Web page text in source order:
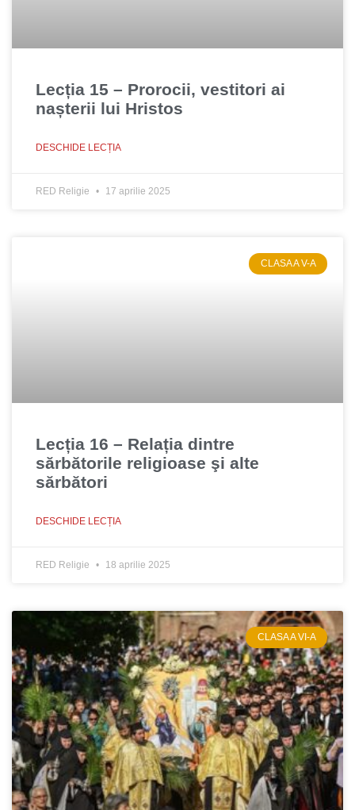
Lecția 15 – Prorocii, vestitori ai
nașterii lui Hristos
DESCHIDE LECȚIA
RED Religie 17 aprilie 2025
CLASA A V-A
Lecția 16 – Relația dintre
sărbătorile religioase şi alte
sărbători
DESCHIDE LECȚIA
RED Religie 18 aprilie 2025
CLASA A VI-A